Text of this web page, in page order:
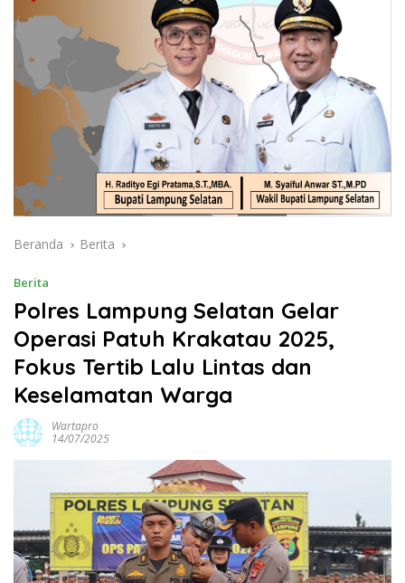
Beranda Berita
Berita
Polres Lampung Selatan Gelar
Operasi Patuh Krakatau 2025,
Fokus Tertib Lalu Lintas dan
Keselamatan Warga
Wartapro
14/07/2025